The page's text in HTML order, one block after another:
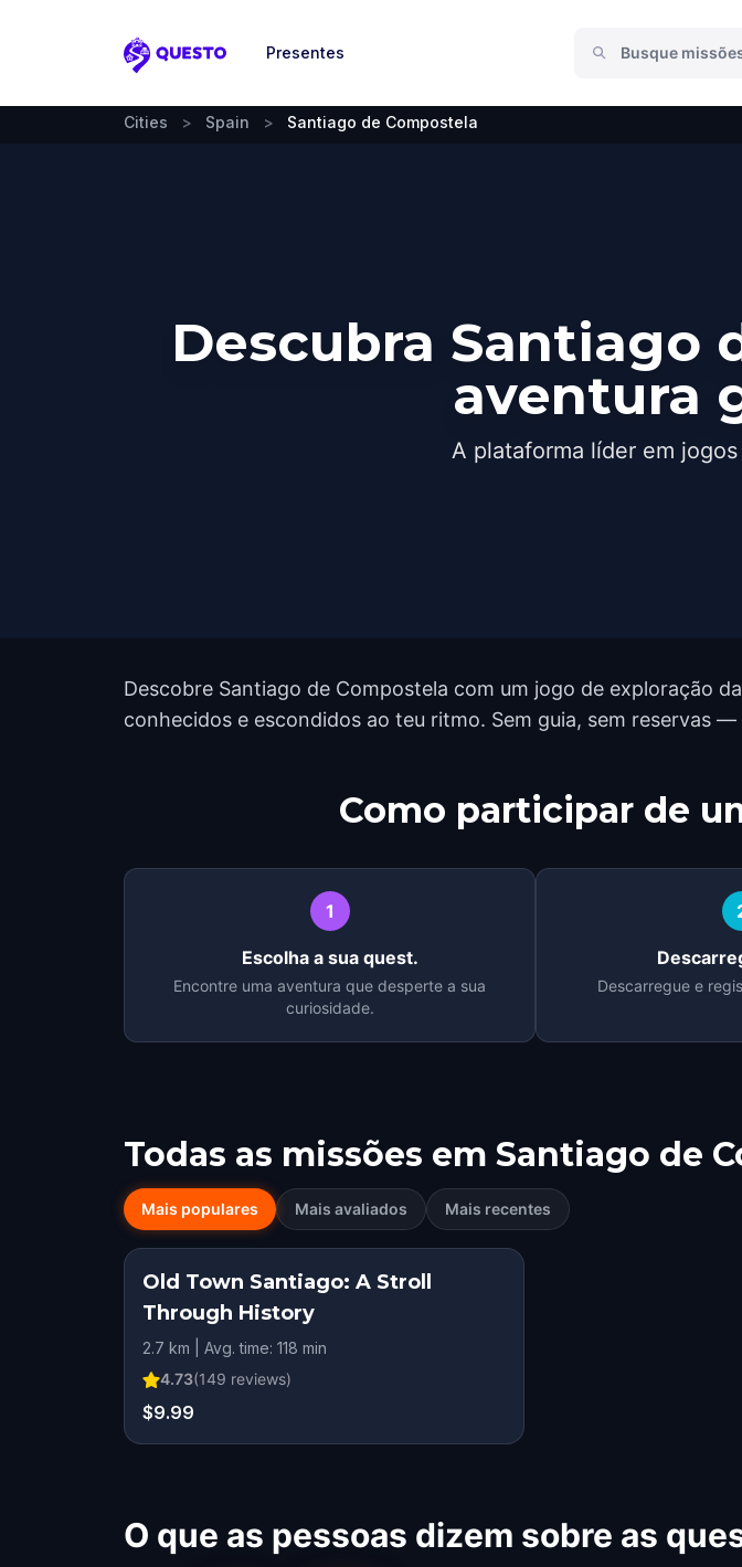
Questo
Presentes
Cities > Spain > Santiago de Compostela
Descubra Santiago
aventura
A plataforma líder em
Descobre Santiago de Compostela com um jogo de exploração
conhecidos e escondidos ao teu ritmo. Sem guia, sem reservas
Como participar de
1
Escolha a sua quest.
Encontre uma aventura que desperte a sua
curiosidade.
Descarregue e
Todas as missões em Santiago de
Mais populares Mais avaliados Mais recentes
Old Town Santiago: A Stroll
Through History
2.7 km | Avg. time: 118 min
4.73(149 reviews)
$9.99
O que as pessoas dizem sobre as